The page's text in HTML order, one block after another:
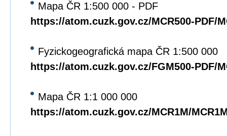
Mapa ČR 1:500 000 - PDF
https://atom.cuzk.gov.cz/MCR500-PDF/
Fyzickogeografická mapa ČR 1:500 000
https://atom.cuzk.gov.cz/FGM500-PDF/
Mapa ČR 1:1 000 000
https://atom.cuzk.gov.cz/MCR1M/